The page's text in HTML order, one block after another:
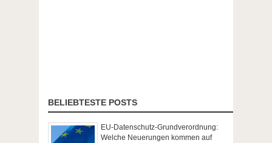
BELIEBTESTE POSTS
EU-Datenschutz-Grundverordnung:
Welche Neuerungen kommen auf